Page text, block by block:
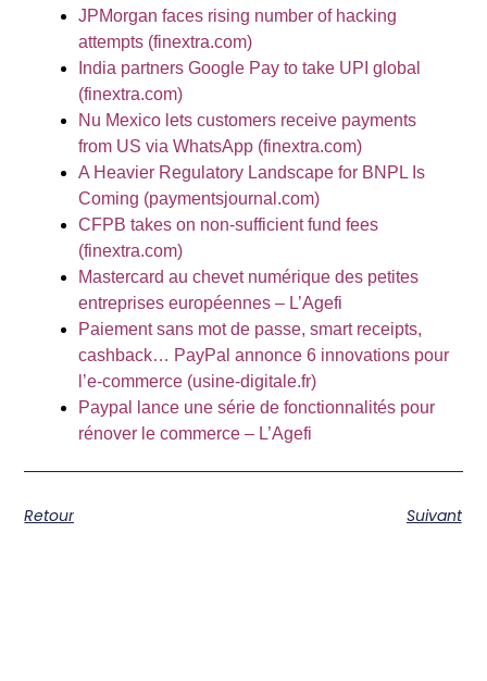
JPMorgan faces rising number of hacking
attempts (finextra.com)
India partners Google Pay to take UPI global
(finextra.com)
Nu Mexico lets customers receive payments
from US via WhatsApp (finextra.com)
A Heavier Regulatory Landscape for BNPL Is
Coming (paymentsjournal.com)
CFPB takes on non-sufficient fund fees
(finextra.com)
Mastercard au chevet numérique des petites
entreprises européennes – L’Agefi
Paiement sans mot de passe, smart receipts,
cashback… PayPal annonce 6 innovations pour
l’e-commerce (usine-digitale.fr)
Paypal lance une série de fonctionnalités pour
rénover le commerce – L’Agefi
Retour Suivant